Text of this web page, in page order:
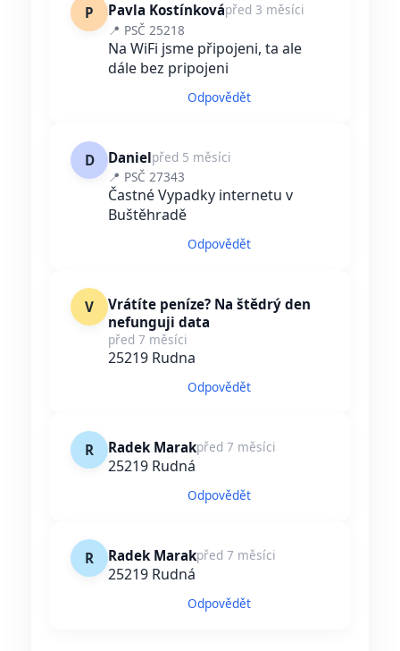
P Pavla Kostínkovápřed 3 měsíci
📍 PSČ 25218
Na WiFi jsme připojeni, ta ale
dále bez pripojeni
Odpovědět
D Danielpřed 5 měsíci
📍 PSČ 27343
Častné Vypadky internetu v
Buštěhradě
Odpovědět
V
Vrátíte peníze? Na štědrý den
nefunguji data
před 7 měsíci
25219 Rudna
Odpovědět
R Radek Marakpřed 7 měsíci
25219 Rudná
Odpovědět
R Radek Marakpřed 7 měsíci
25219 Rudná
Odpovědět